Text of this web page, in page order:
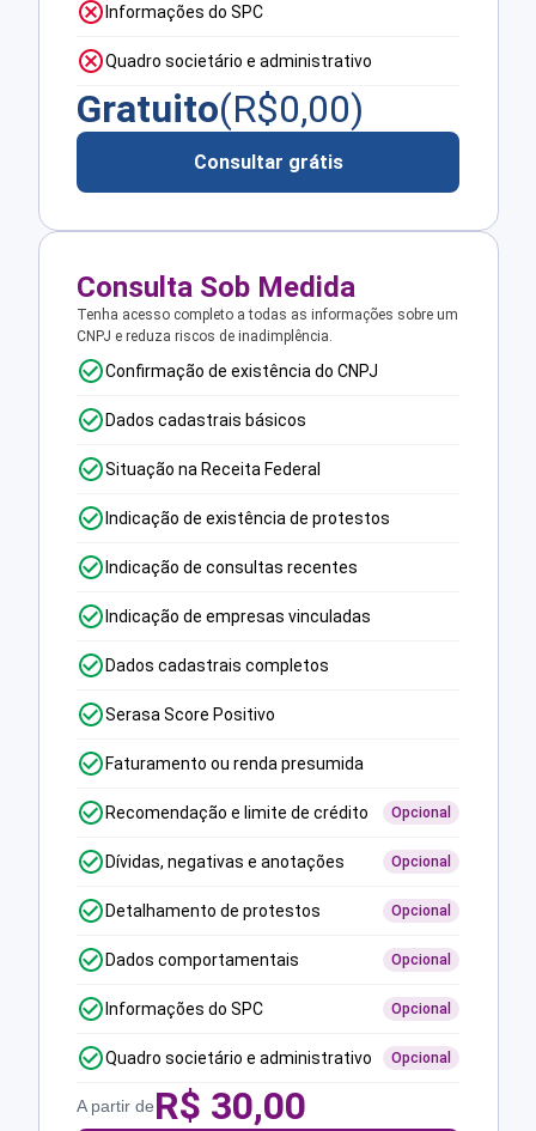
Informações do SPC
Quadro societário e administrativo
Gratuito(R$0,00)
Consultar grátis
Consulta Sob Medida
Tenha acesso completo a todas as informações sobre um
CNPJ e reduza riscos de inadimplência.
Confirmação de existência do CNPJ
Dados cadastrais básicos
Situação na Receita Federal
Indicação de existência de protestos
Indicação de consultas recentes
Indicação de empresas vinculadas
Dados cadastrais completos
Serasa Score Positivo
Faturamento ou renda presumida
Recomendação e limite de crédito Opcional
Dívidas, negativas e anotações Opcional
Detalhamento de protestos Opcional
Dados comportamentais Opcional
Informações do SPC Opcional
Quadro societário e administrativo Opcional
A partir deR$ 30,00